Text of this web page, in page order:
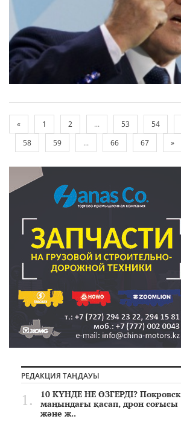
« 1 2 ... 53 54
58
59 ... 66 67 »
РЕДАКЦИЯ ТАҢДАУЫ
10 КҮНДЕ НЕ ӨЗГЕРДІ? Покровск
маңындағы қасап, дрон соғысы
және ж..